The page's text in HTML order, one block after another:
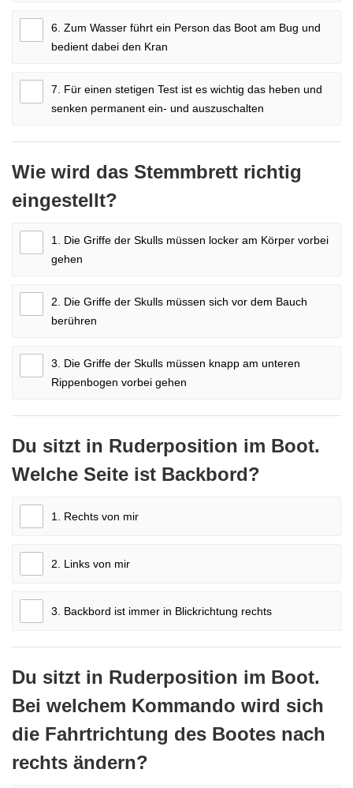
6. Zum Wasser führt ein Person das Boot am Bug und
bedient dabei den Kran
7. Für einen stetigen Test ist es wichtig das heben und
senken permanent ein- und auszuschalten
Wie wird das Stemmbrett richtig
eingestellt?
1. Die Griffe der Skulls müssen locker am Körper vorbei
gehen
2. Die Griffe der Skulls müssen sich vor dem Bauch
berühren
3. Die Griffe der Skulls müssen knapp am unteren
Rippenbogen vorbei gehen
Du sitzt in Ruderposition im Boot.
Welche Seite ist Backbord?
1. Rechts von mir
2. Links von mir
3. Backbord ist immer in Blickrichtung rechts
Du sitzt in Ruderposition im Boot.
Bei welchem Kommando wird sich
die Fahrtrichtung des Bootes nach
rechts ändern?